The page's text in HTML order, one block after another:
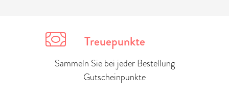
Treuepunkte
Sammeln Sie bei jeder Bestellung
Gutscheinpunkte